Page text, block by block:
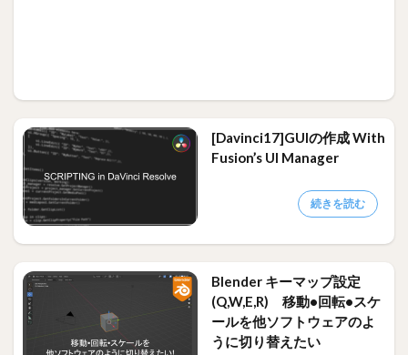
[Davinci17]GUIの作成 With
Fusion’s UI Manager
続きを読む
Blender キーマップ設定
(Q,W,E,R) 移動•回転•スケ
ールを他ソフトウェアのよ
うに切り替えたい